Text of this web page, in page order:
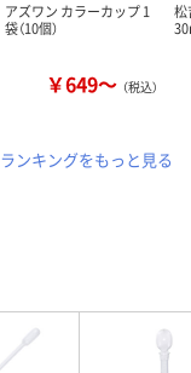
アズワン カラーカップ 1
袋（10個）
￥649～ （税込）
松
ランキングをもっと見る